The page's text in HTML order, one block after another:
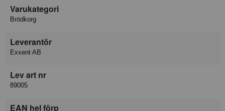
Varukategori
Brödkorg
Leverantör
Exxent AB
Lev art nr
89005
EAN hel förp